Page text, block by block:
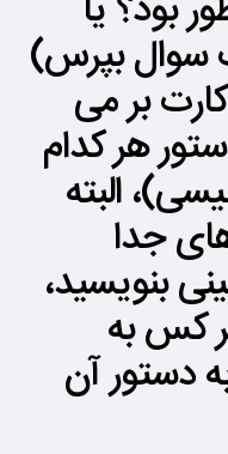
بپرس)
بر می
هر کدام
البته
جدا
بنویسید،
کس به
دستور آن